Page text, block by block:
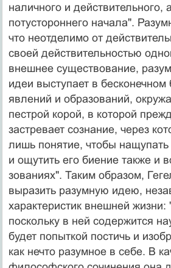
наличного и действительного,
потустороннего начала".
что неотделимо от
своей действительностью
внешнее существование,
идеи вы­ступает в бесконечном
явлений и обра­зований,
пестрой корой, в которой
застревает сознание, через
лишь понятие, чтобы нащупать
и ощутить его биение также и
зованиях". Таким образом,
выразить разумную идею,
характеристик внеш­ней жизни:
поскольку в ней содержит­ся
будет попыткой постичь и
как нечто разумное в себе. В